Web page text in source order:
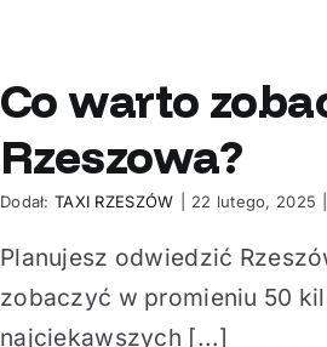
Co warto
Rzeszowa?
Dodał:TAXI RZESZÓW 22 lutego, 2025
Planujesz odwiedzić
zobaczyć w promieniu 50
najciekawszych [...]